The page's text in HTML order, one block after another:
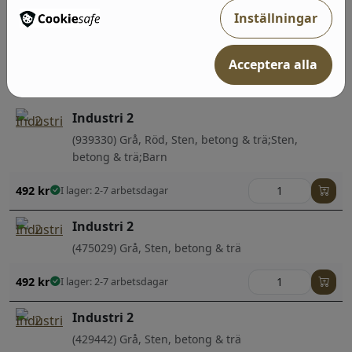
Industri 2
(428216) Grå, Guld, Geometriska & Grafiska
Industri 2
(939330) Grå, Röd, Sten, betong & trä;Sten,
betong & trä;Barn
492 kr I lager: 2-7 arbetsdagar
Industri 2
(475029) Grå, Sten, betong & trä
492 kr I lager: 2-7 arbetsdagar
Industri 2
(429442) Grå, Sten, betong & trä
Inställningar
Acceptera alla